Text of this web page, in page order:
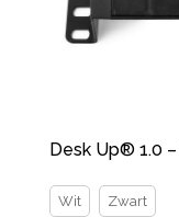
Desk Up® 1.0
Wit Zwart